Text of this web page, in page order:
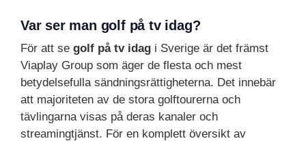
Var ser man golf på tv idag?
För att se golf på tv idag i Sverige är det främst
Viaplay Group som äger de flesta och mest
betydelsefulla sändningsrättigheterna. Det innebär
att majoriteten av de stora golftourerna och
tävlingarna visas på deras kanaler och
streamingtjänst. För en komplett översikt av